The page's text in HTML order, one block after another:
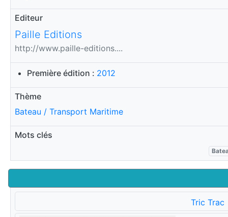
Editeur
Paille Editions
http://www.paille-editions....
Première édition : 2012
Thème
Bateau / Transport Maritime
Mots clés
Tric Trac